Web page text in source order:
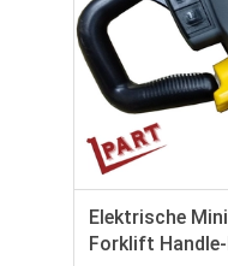
Elektrische
Forklift